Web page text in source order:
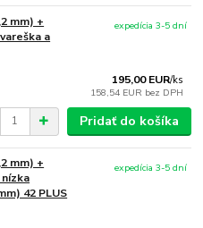
mm) +
a
195,00 EUR/ks
158,54 EUR bez DPH
expedícia 3-5 dní
Pridať do košíka
mm) +
42 PLUS
expedícia 3-5 dní